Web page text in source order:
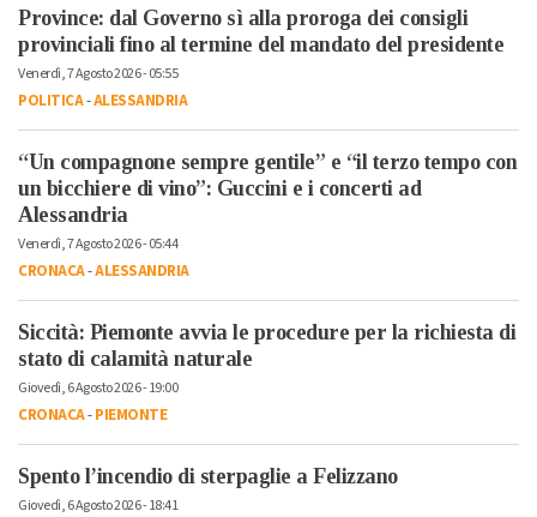
Province: dal Governo sì alla proroga dei consigli
provinciali fino al termine del mandato del presidente
Venerdì, 7 Agosto 2026 - 05:55
POLITICA-ALESSANDRIA
“Un compagnone sempre gentile” e “il terzo tempo con
un bicchiere di vino”: Guccini e i concerti ad
Alessandria
Venerdì, 7 Agosto 2026 - 05:44
CRONACA-ALESSANDRIA
Siccità: Piemonte avvia le procedure per la richiesta di
stato di calamità naturale
Giovedì, 6 Agosto 2026 - 19:00
CRONACA-PIEMONTE
Spento l’incendio di sterpaglie a Felizzano
Giovedì, 6 Agosto 2026 - 18:41